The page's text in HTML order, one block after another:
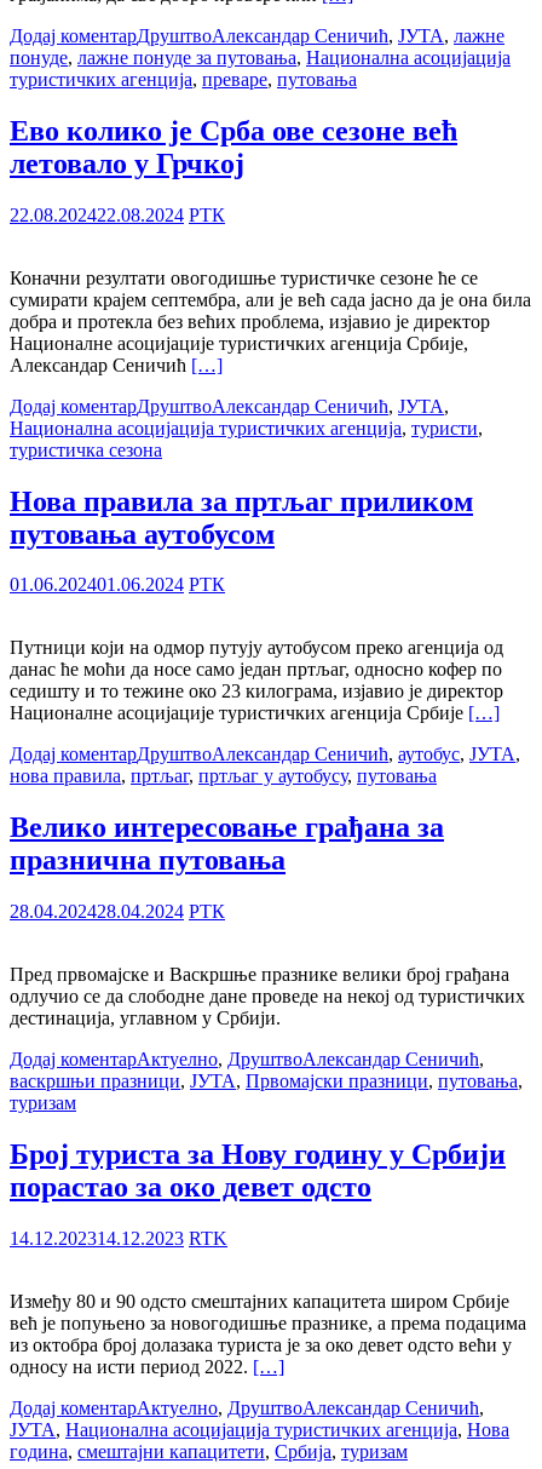
Додај коментарДруштвоАлександар Сеничић, ЈУТА, лажне
понуде, лажне понуде за путовања, Национална асоцијација
туристичких агенција, преваре, путовања
Ево колико је Срба ове сезоне већ
летовало у Грчкој
22.08.202422.08.2024 РТК
Коначни резултати овогодишње туристичке сезоне ће се
сумирати крајем септембра, али је већ сада јасно да је она била
добра и протекла без већих проблема, изјавио је директор
Националне асоцијације туристичких агенција Србије,
Александар Сеничић […]
Додај коментарДруштвоАлександар Сеничић, ЈУТА,
Национална асоцијација туристичких агенција, туристи,
туристичка сезона
Нова правила за пртљаг приликом
путовања аутобусом
01.06.202401.06.2024 РТК
Путници који на одмор путују аутобусом преко агенција од
данас ће моћи да носе само један пртљаг, односно кофер по
седишту и то тежине око 23 килограма, изјавио је директор
Националне асоцијације туристичких агенција Србије […]
Додај коментарДруштвоАлександар Сеничић, аутобус, ЈУТА,
нова правила, пртљаг, пртљаг у аутобусу, путовања
Велико интересовање грађана за
празнична путовања
28.04.202428.04.2024 РТК
Пред првомајске и Васкршње празнике велики број грађана
одлучио се да слободне дане проведе на некој од туристичких
дестинација, углавном у Србији.
Додај коментарАктуелно, ДруштвоАлександар Сеничић,
васкршњи празници, ЈУТА, Првомајски празници, путовања,
туризам
Број туриста за Нову годину у Србији
порастао за око девет одсто
14.12.202314.12.2023 RTK
Између 80 и 90 одсто смештајних капацитета широм Србије
већ је попуњено за новогодишње празнике, а према подацима
из октобра број долазака туриста је за око девет одсто већи у
односу на исти период 2022. […]
Додај коментарАктуелно, ДруштвоАлександар Сеничић,
ЈУТА, Национална асоцијација туристичких агенција, Нова
година, смештајни капацитети, Србија, туризам